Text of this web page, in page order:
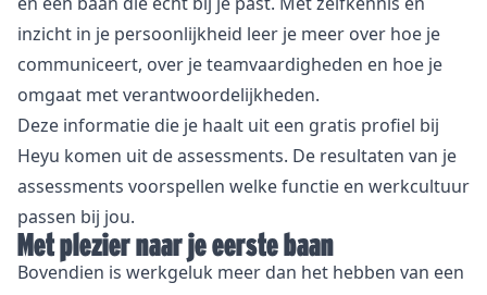
inzicht in je persoonlijkheid leer je meer over hoe je
communiceert, over jeteamvaardigheden en hoe je
omgaat met verantwoordelijkheden.
Deze informatie die je haalt uit een gratis profiel bij
Heyu komen uit deassessments. De resultaten van je
assessments voorspellen welke functie en werkcultuur
passen bij jou.
Met plezier naar je eerste baan
Bovendien is werkgeluk meer dan het hebben van een